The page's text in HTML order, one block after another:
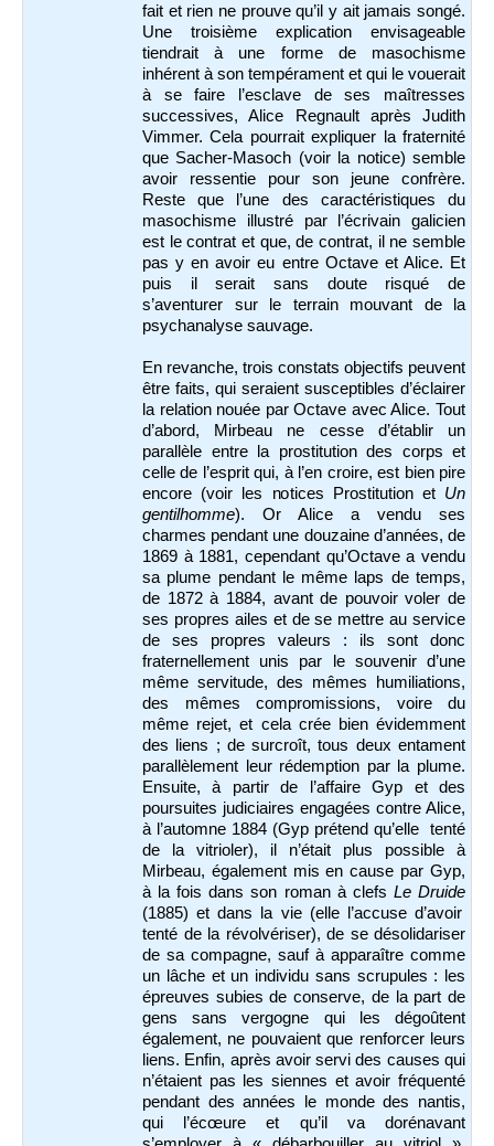
fait et rien ne prouve qu’il y ait jamais songé.
Une troisième explication envisageable
tiendrait à une forme de masochisme
inhérent à son tempérament et qui le vouerait
à se faire l’esclave de ses maîtresses
successives, Alice Regnault après Judith
Vimmer. Cela pourrait expliquer la fraternité
que Sacher-Masoch (voir la notice) semble
avoir ressentie pour son jeune confrère.
Reste que l’une des caractéristiques du
masochisme illustré par l’écrivain galicien
est le contrat et que, de contrat, il ne semble
pas y en avoir eu entre Octave et Alice. Et
puis il serait sans doute risqué de
s’aventurer sur le terrain mouvant de la
psychanalyse sauvage.
En revanche, trois constats objectifs peuvent
être faits, qui seraient susceptibles d’éclairer
la relation nouée par Octave avec Alice. Tout
d’abord, Mirbeau ne cesse d’établir un
parallèle entre la prostitution des corps et
celle de l’esprit qui, à l’en croire, est bien pire
encore (voir les notices Prostitution et Un
gentilhomme). Or Alice a vendu ses
charmes pendant une douzaine d’années, de
1869 à 1881, cependant qu’Octave a vendu
sa plume pendant le même laps de temps,
de 1872 à 1884, avant de pouvoir voler de
ses propres ailes et de se mettre au service
de ses propres valeurs : ils sont donc
fraternellement unis par le souvenir d’une
même servitude, des mêmes humiliations,
des mêmes compromissions, voire du
même rejet, et cela crée bien évidemment
des liens ; de surcroît, tous deux entament
parallèlement leur rédemption par la plume.
Ensuite, à partir de l’affaire Gyp et des
poursuites judiciaires engagées contre Alice,
à l’automne 1884 (Gyp prétend qu’elle tenté
de la vitrioler), il n’était plus possible à
Mirbeau, également mis en cause par Gyp,
à la fois dans son roman à clefs Le Druide
(1885) et dans la vie (elle l’accuse d’avoir
tenté de la révolvériser), de se désolidariser
de sa compagne, sauf à apparaître comme
un lâche et un individu sans scrupules : les
épreuves subies de conserve, de la part de
gens sans vergogne qui les dégoûtent
également, ne pouvaient que renforcer leurs
liens. Enfin, après avoir servi des causes qui
n’étaient pas les siennes et avoir fréquenté
pendant des années le monde des nantis,
qui l’écœure et qu’il va dorénavant